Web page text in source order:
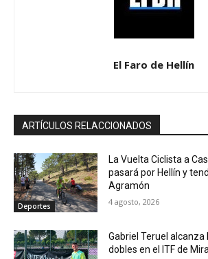
El Faro de Hellín
ARTÍCULOS RELACCIONADOS
Deportes
La Vuelta Ciclista a
pasará por Hellín y
Agramón
4 agosto, 2026
Gabriel Teruel
dobles en el ITF de